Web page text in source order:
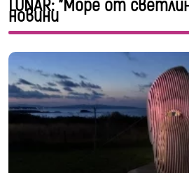
LUNAR: "Море от
новини